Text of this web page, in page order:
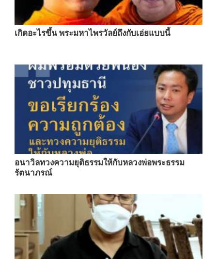
เกิดอะไรขึ้น พระมหาไพรวัลย์ถึงกับเอ่ยแบบนี้
อนาวิลทวงความยุติธรรมให้กับหลวงพ่อพระธรรม
รัตนาภรณ์